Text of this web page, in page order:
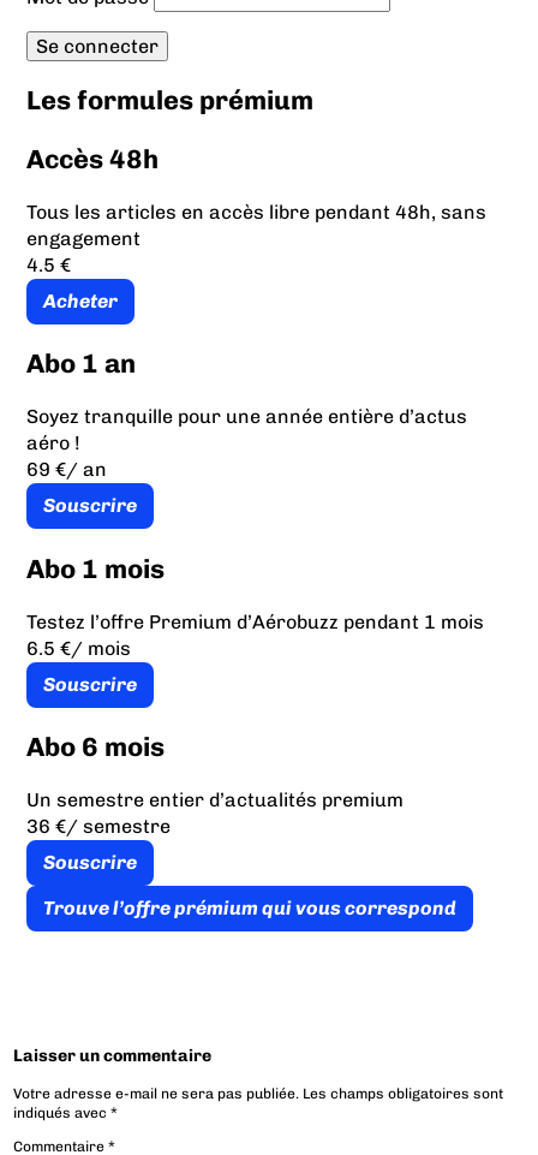
Les formules prémium
Accès 48h
Tous les articles en accès libre pendant 48h, sans
engagement
4.5 €
Acheter
Abo 1 an
Soyez tranquille pour une année entière d’actus
aéro !
69 €/ an
Souscrire
Abo 1 mois
Testez l’offre Premium d’Aérobuzz pendant 1 mois
6.5 €/ mois
Souscrire
Abo 6 mois
Un semestre entier d’actualités premium
36 €/ semestre
Souscrire
Trouve l’offre prémium qui vous correspond
Laisser un commentaire
Votre adresse e-mail ne sera pas publiée. Les champs obligatoires sont
indiqués avec*
Commentaire*